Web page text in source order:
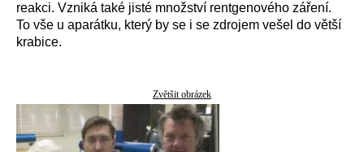
reakci. Vzniká také jisté množství rentgenového záření.
To vše u aparátku, který by se i se zdrojem vešel do větší
krabice.
Zvětšit obrázek